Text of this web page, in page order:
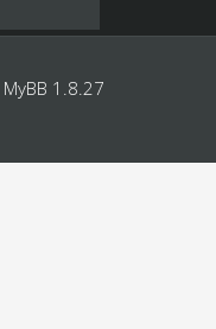
MyBB 1.8.27